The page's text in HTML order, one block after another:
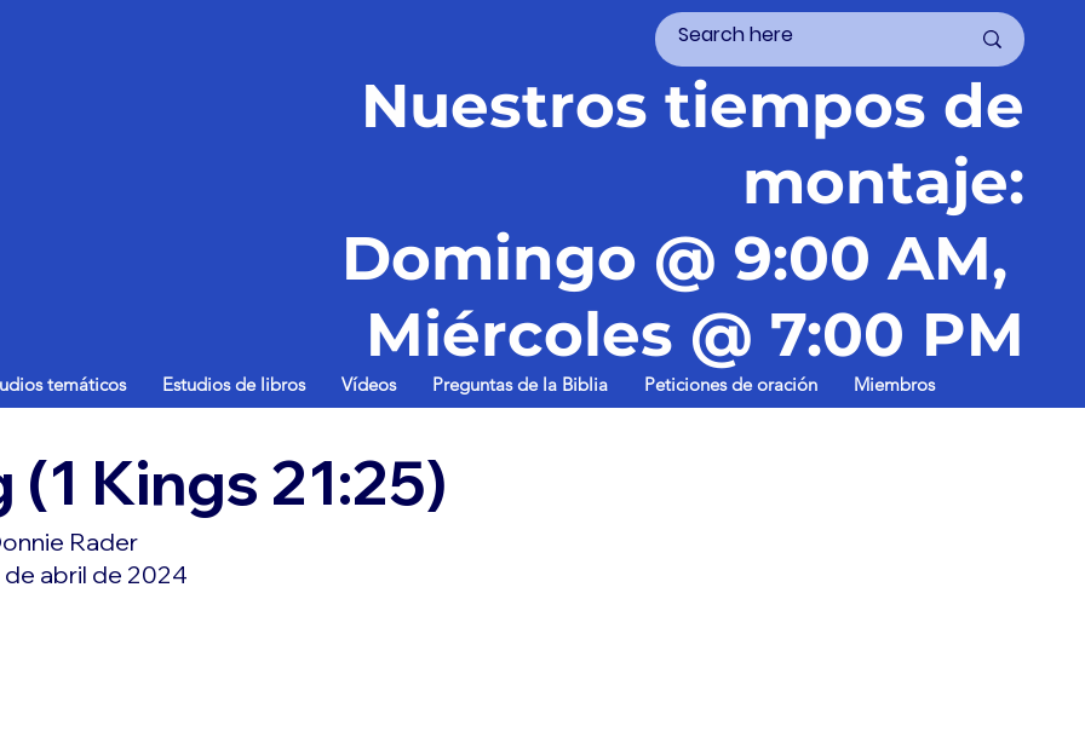
Nuestros tiempos de
montaje:
Domingo @ 9:00 AM,
Miércoles @ 7:00 PM
temáticos Estudios de libros Vídeos Preguntas de la Biblia Peticiones de oración Miembros
Kings 21:25)
Rader
de abril de 2024